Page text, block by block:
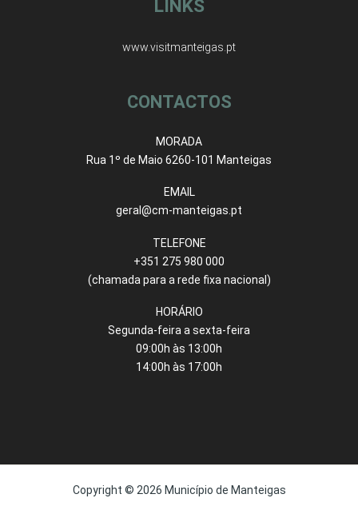
LINKS
www.visitmanteigas.pt
CONTACTOS
MORADA
Rua 1º de Maio 6260-101 Manteigas
EMAIL
geral@cm-manteigas.pt
TELEFONE
+351 275 980 000
(chamada para a rede fixa nacional)
HORÁRIO
Segunda-feira a sexta-feira
09:00h às 13:00h
14:00h às 17:00h
Copyright © 2026 Município de Manteigas